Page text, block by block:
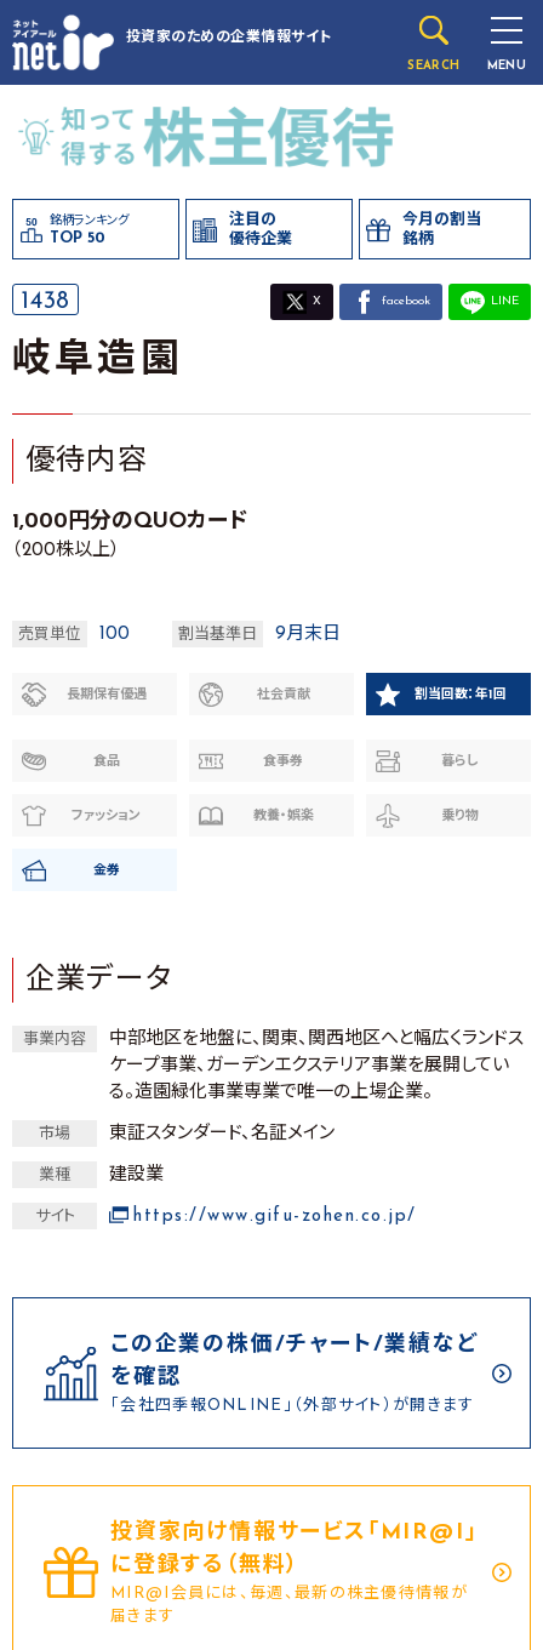
投資家のための企業情報サイト
SEARCH MENU
銘柄ランキング
TOP 50
注目の
優待企業
今月の割当
銘柄
1438 X facebook LINE
岐阜造園
優待内容
1,000円分のQUOカード
（200株以上）
売買単位 100 割当基準日 9月末日
長期保有優遇 社会貢献 割当回数：年1回
食品 食事券 暮らし
ファッション 教養・娯楽 乗り物
金券
企業データ
事業内容
中部地区を地盤に、関東、関西地区へと幅広くランドス
ケープ事業、ガーデンエクステリア事業を展開してい
る。造園緑化事業専業で唯一の上場企業。
市場 東証スタンダード、名証メイン
業種 建設業
サイト https://www.gifu-zohen.co.jp/
この企業の株価/チャート/業績など
を確認
「会社四季報ONLINE」（外部サイト）が開きます
投資家向け情報サービス｢MIR@I｣
に登録する（無料）
MIR@I会員には、毎週、最新の株主優待情報が
届きます